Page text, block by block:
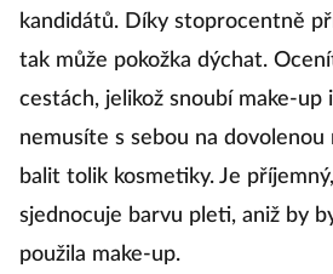
kandidátů. Díky stoprocentně
tak může pokožka dýchat.
cestách, jelikož snoubí make-up
nemusíte s sebou na dovolenou
balit tolik kosmetiky. Je
sjednocuje barvu pleti, aniž by
použila make-up.